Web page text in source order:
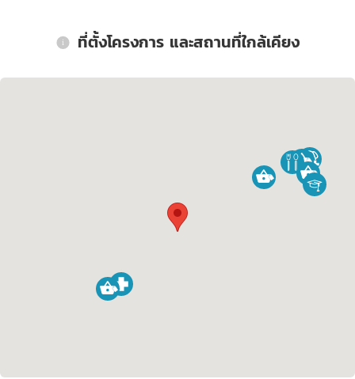
ที่ตั้งโครงการ และสถานที่ใกล้เคียง